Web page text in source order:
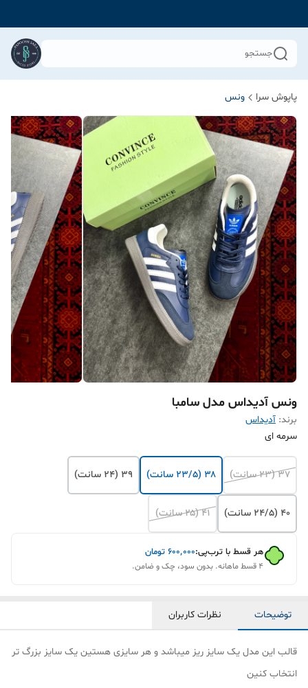
جستجو
پاپوش سرا ونس
ونس آدیداس مدل سامبا
برند: آدیداس
سرمه ای
۳۷ (۲۳ سانت) ۳۸ (۲۳/۵ سانت) ۳۹ (۲۴ سانت)
۴۰ (۲۴/۵ سانت) ۴۱ (۲۵ سانت)
هر قسط با ترب‌پی:۶۰۰٬۰۰۰ تومان
۴ قسط ماهانه. بدون سود، چک و ضامن.
توضیحات نظرات کاربران
قالب این مدل یک سایز ریز میباشد و هر سایزی هستین یک سایز بزرگ تر
انتخاب کنین